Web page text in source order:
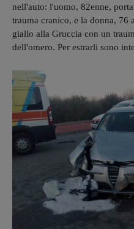
nell'auto: l'uomo, 82enne,
trauma cranico, e la donna, 76
giallo alla Gruccia con un
dell'omero. Per estrarli sono